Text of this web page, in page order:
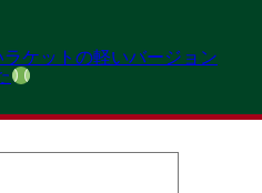
MENU
ケットの軽いバージョン
とはありません。